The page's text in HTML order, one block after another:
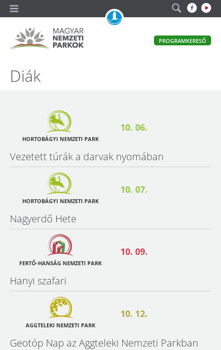
Magyar
Parkok
PROGRAMKERESŐ
Diák
HORTOBÁGYI NEMZETI PARK
10. 06.
Vezetett túrák a darvak nyomában
HORTOBÁGYI NEMZETI PARK
10. 07.
Nagyerdő Hete
FERTŐ-HANSÁG NEMZETI PARK
10. 09.
Hanyi szafari
AGGTELEKI NEMZETI PARK
10. 12.
Geotóp Nap az Aggteleki Nemzeti Parkban